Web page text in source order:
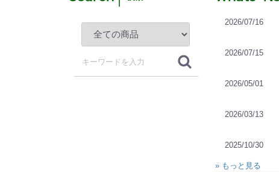
2026/07/16
2026/07/15
2026/05/01
2026/03/13
2025/10/30
» もっと見る